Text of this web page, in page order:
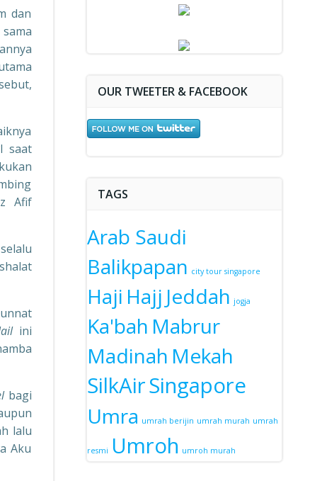
dan
saat
Afif
ini
bagi
lalu
Aku
OUR TWEETER & FACEBOOK
TAGS
Arab Saudi
Balikpapan city tour singapore
Haji Hajj Jeddah jogja
Ka'bah Mabrur
Madinah Mekah
SilkAirSingapore
Umra umrah berijin umrah murah umrah
resmi Umroh umroh murah